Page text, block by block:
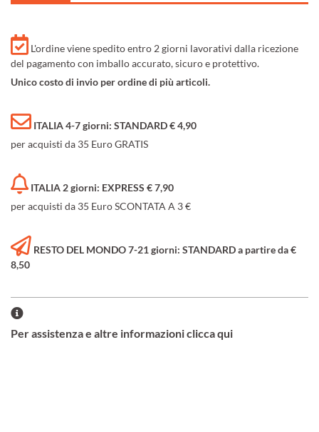
L'ordine viene spedito entro 2 giorni lavorativi dalla ricezione
del pagamento con imballo accurato, sicuro e protettivo.
Unico costo di invio per ordine di più articoli.
ITALIA 4-7 giorni: STANDARD € 4,90
per acquisti da 35 Euro GRATIS
ITALIA 2 giorni: EXPRESS € 7,90
per acquisti da 35 Euro SCONTATA A 3 €
RESTO DEL MONDO 7-21 giorni: STANDARD a partire da €
8,50
Per assistenza e altre informazioni clicca qui